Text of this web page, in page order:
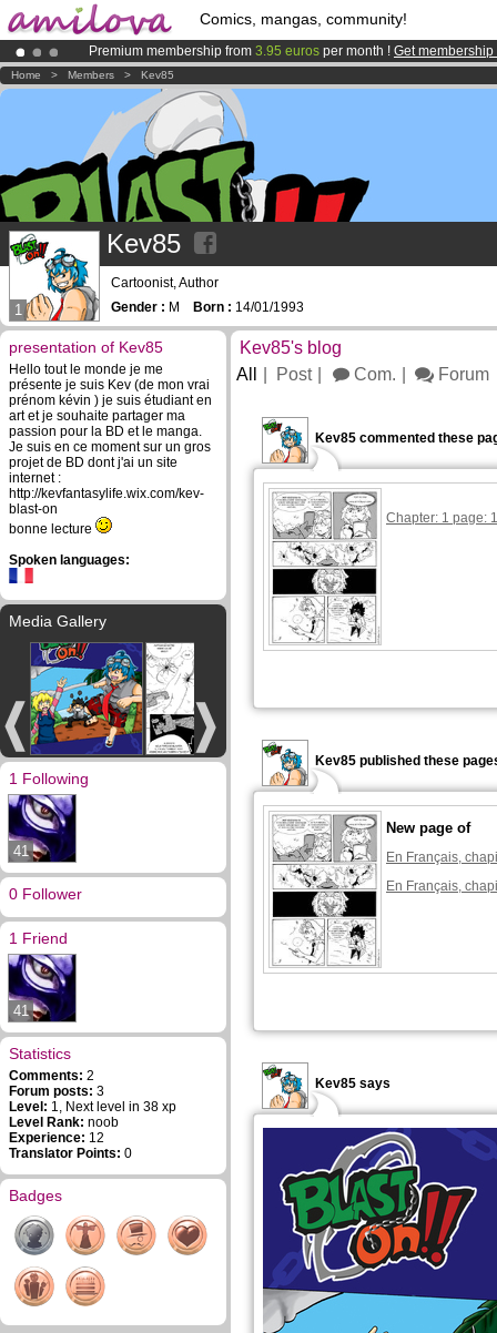
Comics, mangas, community!
Premium membership from 3.95 euros per month ! Get membership
AmilovaKickstarter is now LIVE!.
Already 100000membersand 1000comics & mangas!.
Home > Members > Kev85
1
Kev85
Cartoonist, Author
Gender : M Born : 14/01/1993
presentation of Kev85
Hello tout le monde je me
présente je suis Kev (de mon vrai
prénom kévin ) je suis étudiant en
art et je souhaite partager ma
passion pour la BD et le manga.
Je suis en ce moment sur un gros
projet de BD dont j'ai un site
internet :
http://kevfantasylife.wix.com/kev-
blast-on
bonne lecture
Spoken languages:
Media Gallery
1 Following
41
0 Follower
1 Friend
41
Statistics
Comments: 2
Forum posts: 3
Level: 1, Next level in 38 xp
Level Rank: noob
Experience: 12
Translator Points: 0
Badges
Kev85's blog
All
Post Com. Forum
Kev85 commented these
Chapter: 1 page:
Kev85 published these
New page of
En Français,
En Français,
Kev85 says